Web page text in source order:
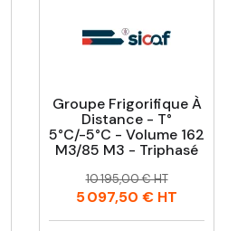
Groupe Frigorifique À
Distance - T°
5°C/-5°C - Volume 162
M3/85 M3 - Triphasé
Prix
Prix
habituel
10 195,00 € HT
5 097,50 € HT